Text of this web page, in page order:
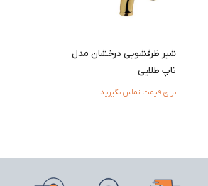
شیر ظرفشویی درخشان مدل
تاپ طلایی
برای قیمت تماس بگیرید